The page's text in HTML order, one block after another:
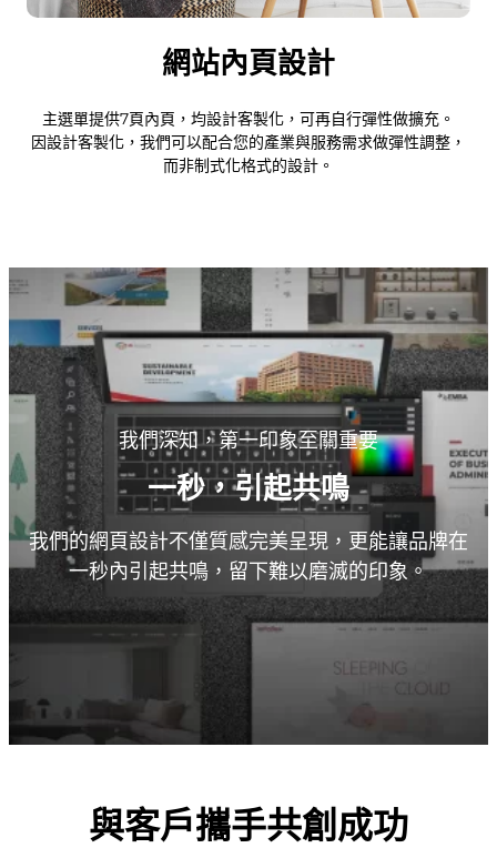
網站內頁設計
主選單提供7頁內頁，均設計客製化，可再自行彈性做擴充。
因設計客製化，我們可以配合您的產業與服務需求做彈性調整，
而非制式化格式的設計。
我們深知，第一印象至關重要
一秒，引起共鳴
我們的網頁設計不僅質感完美呈現，更能讓品牌在
一秒內引起共鳴，留下難以磨滅的印象。
與客戶攜手共創成功